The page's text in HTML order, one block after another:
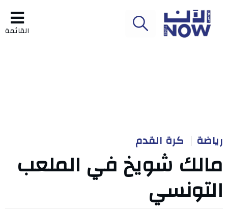
القائمة
رياضة كرة القدم
مالك شويخ في الملعب
التونسي